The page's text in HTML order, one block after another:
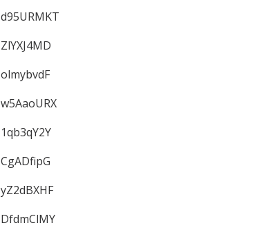
d95URMKT
ZlYXJ4MD
olmybvdF
w5AaoURX
1qb3qY2Y
CgADfipG
yZ2dBXHF
DfdmClMY